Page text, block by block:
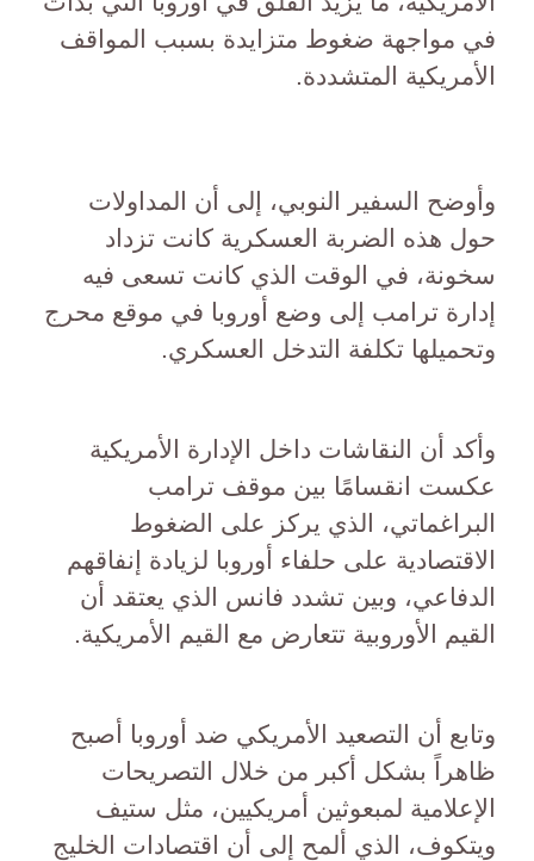
في مواجهة ضغوط متزايدة بسبب المواقف
الأمريكية المتشددة.
وأوضح السفير النوبي، إلى أن المداولات
حول هذه الضربة العسكرية كانت تزداد
سخونة، في الوقت الذي كانت تسعى فيه
إدارة ترامب إلى وضع أوروبا في موقع محرج
وتحميلها تكلفة التدخل العسكري.
وأكد أن النقاشات داخل الإدارة الأمريكية
عكست انقسامًا بين موقف ترامب
البراغماتي، الذي يركز على الضغوط
الاقتصادية على حلفاء أوروبا لزيادة إنفاقهم
الدفاعي، وبين تشدد فانس الذي يعتقد أن
القيم الأوروبية تتعارض مع القيم الأمريكية.
وتابع أن التصعيد الأمريكي ضد أوروبا أصبح
ظاهراً بشكل أكبر من خلال التصريحات
الإعلامية لمبعوثين أمريكيين، مثل ستيف
ويتكوف، الذي ألمح إلى أن اقتصادات الخليج